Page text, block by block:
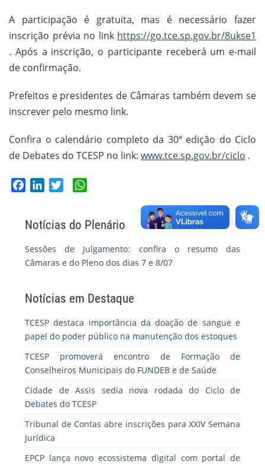
A participação é gratuita, mas é necessário fazer
inscrição prévia no link https://go.tce.sp.gov.br/8ukse1
. Após a inscrição, o participante receberá um e-mail
de confirmação.
Prefeitos e presidentes de Câmaras também devem se
inscrever pelo mesmo link.
Confira o calendário completo da 30ª edição do Ciclo
de Debates do TCESP no link: www.tce.sp.gov.br/ciclo .
FacebookLinkedIn
Twitter
Notícias do Plenário
Sessões de Julgamento: confira o resumo das
Câmaras e do Pleno dos dias 7 e 8/07
Notícias em Destaque
TCESP destaca importância da doação de sangue e
papel do poder público na manutenção dos estoques
TCESP promoverá encontro de Formação de
Conselheiros Municipais do FUNDEB e de Saúde
Cidade de Assis sedia nova rodada do Ciclo de
Debates do TCESP
Tribunal de Contas abre inscrições para XXIV Semana
Jurídica
EPCP lança novo ecossistema digital com portal de